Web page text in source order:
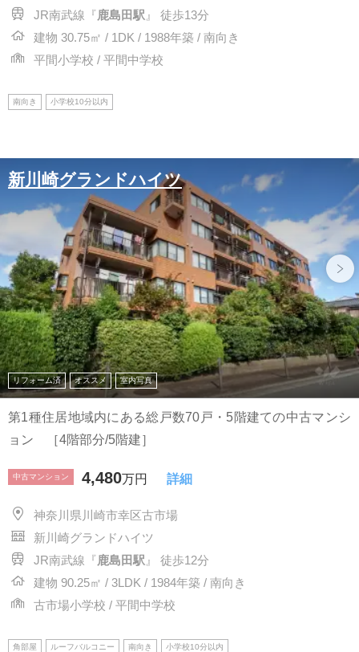
JR南武線『 鹿島田駅 』 徒歩13分
建物 30.75㎡ / 1DK / 1988年築 / 南向き
平間小学校 / 平間中学校
南向き 小学校10分以内
新川崎グランドハイツ
リフォーム済 オススメ 室内写真
第1種住居地域内にある総戸数70戸・5階建ての中古マンシ
ョン ［4階部分/5階建］
中古マンション 4,480万円 詳細
神奈川県川崎市幸区古市場
新川崎グランドハイツ
JR南武線『 鹿島田駅 』 徒歩12分
建物 90.25㎡ / 3LDK / 1984年築 / 南向き
古市場小学校 / 平間中学校
角部屋 ルーフバルコニー 南向き 小学校10分以内